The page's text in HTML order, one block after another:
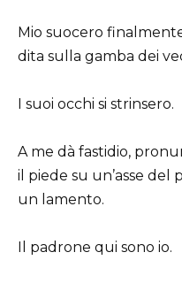
Mio suocero
dita sulla gamba dei
I suoi occhi si strinsero.
A me dà fastidio,
il piede su un’asse
un lamento.
Il padrone qui sono io.